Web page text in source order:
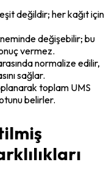
değildir; her kağıt için
değişebilir; bu
vermez.
normalize edilir,
sağlar.
toplam UMS
belirler.